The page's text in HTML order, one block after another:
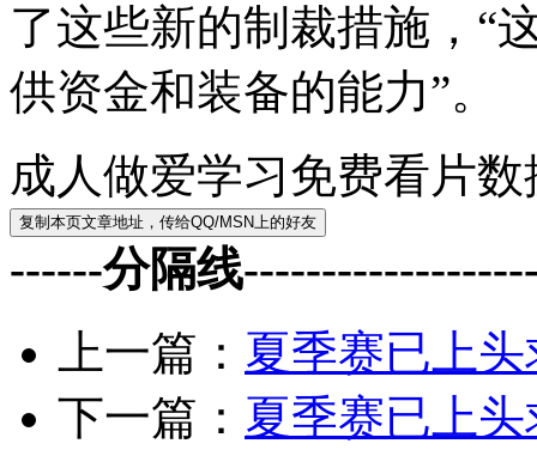
了这些新的制裁措施，“
供资金和装备的能力”。
成人做爱学习免费看片
------分隔线
上一篇： 夏季赛已上
下一篇： 夏季赛已上